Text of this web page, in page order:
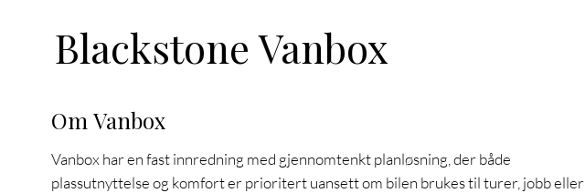
Blackstone Vanbox
Om Vanbox
Vanbox har en fast innredning med gjennomtenkt planløsning, der både
plassutnyttelse og komfort er prioritert uansett om bilen brukes til turer, jobb eller